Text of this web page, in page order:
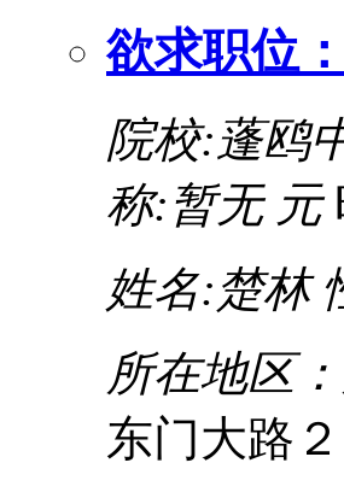
欲求职位
院校:蓬鸥
称:暂无 元
姓名:楚林
所在地区
东门大路